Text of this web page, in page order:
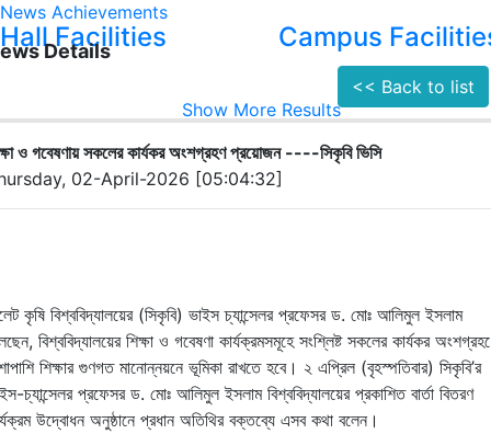
Hall Facilities Campus
Show More Results
News Achievements
Details
<< Back to list
ও গবেষণায় সকলের কার্যকর অংশগ্রহণ প্রয়োজন ----সিকৃবি ভিসি
02-April-2026 [05:04:32]
কৃষি বিশ্ববিদ্যালয়ের(সিকৃবি) ভাইস চ্যান্সেলর প্রফেসর ড. মোঃ আলিমুল ইসলাম
বিশ্ববিদ্যালয়ের শিক্ষা ও গবেষণা কার্যক্রমসমূহে সংশ্লিষ্ট সকলের কার্যকর
শিক্ষার গুণগত মানোন্নয়নে ভূমিকা রাখতে হবে। ২ এপ্রিল (বৃহস্পতিবার) সিকৃবি’র
-চ্যান্সেলর প্রফেসর ড. মোঃ আলিমুল ইসলাম বিশ্ববিদ্যালয়ের প্রকাশিত বার্তা বিতরণ
উদ্বোধন অনুষ্ঠানে প্রধান অতিথির বক্তব্যে এসব কথা বলেন।